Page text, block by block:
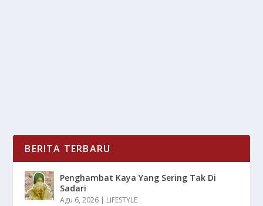
BERITA TERBARU
Penghambat Kaya Yang Sering Tak Di
Sadari
Agu 6, 2026 | LIFESTYLE